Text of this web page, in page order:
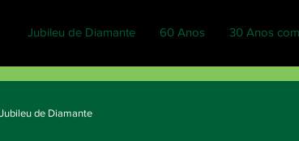
Jubileu de Diamante 60 Anos 30 Anos
Jubileu de Diamante